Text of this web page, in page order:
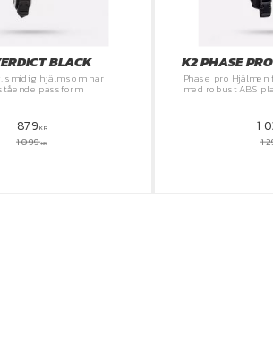
BLACK
smidig hjälm som har
passform
879KR
1 099KR
K2 PHASE
Phase pro Hjälmen
med robust ABS
1
1